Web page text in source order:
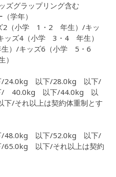
グラップリング含む
学年）
2（小学 1・2 年生）/キッ
ズ4（小学 3・4 年生）
）/キッズ6（小学 5・6
）
24.0kg 以下/28.0kg 以下/
/ 40.0kg 以下/44.0kg 以
/それ以上は契約体重制とす
48.0kg 以下/52.0kg 以下/
以下/それ以上は契約